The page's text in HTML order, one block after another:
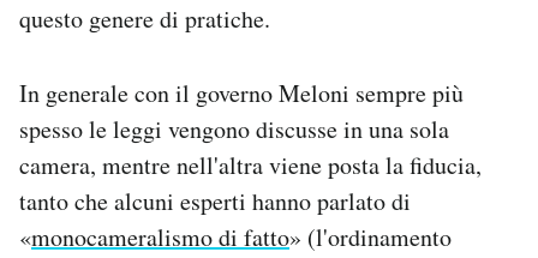
questo genere di pratiche.
In generale con il governo Meloni sempre più
spesso le leggi vengono discusse in una sola
camera, mentre nell'altra viene posta la fiducia,
tanto che alcuni esperti hanno parlato di
«monocameralismo di fatto» (l'ordinamento